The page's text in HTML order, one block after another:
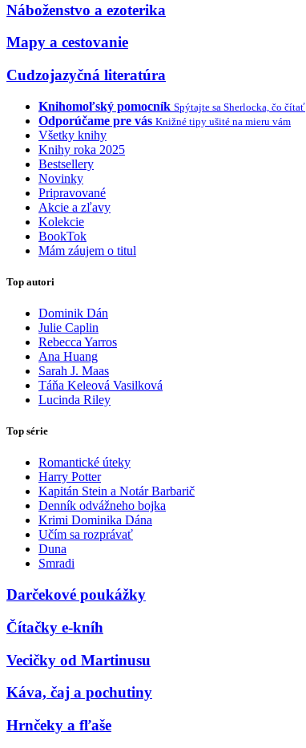
Náboženstvo a ezoterika
Mapy a cestovanie
Cudzojazyčná literatúra
Knihomoľský pomocník Spýtajte sa Sherlocka, čo čítať
Odporúčame pre vás Knižné tipy ušité na mieru vám
Všetky knihy
Knihy roka 2025
Bestsellery
Novinky
Pripravované
Akcie a zľavy
Kolekcie
BookTok
Mám záujem o titul
Top autori
Dominik Dán
Julie Caplin
Rebecca Yarros
Ana Huang
Sarah J. Maas
Táňa Keleová Vasilková
Lucinda Riley
Top série
Romantické úteky
Harry Potter
Kapitán Stein a Notár Barbarič
Denník odvážneho bojka
Krimi Dominika Dána
Učím sa rozprávať
Duna
Smradi
Darčekové poukážky
Čítačky e-kníh
Vecičky od Martinusu
Káva, čaj a pochutiny
Hrnčeky a fľaše